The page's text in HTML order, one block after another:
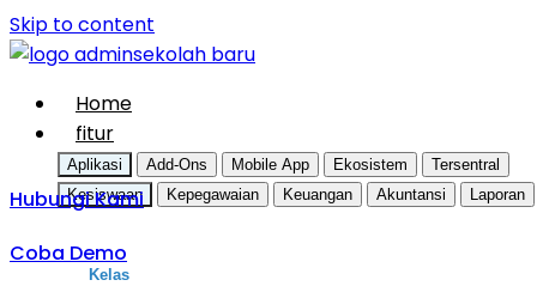
Skip to content
Home
fitur
Aplikasi Add-Ons Mobile App Ekosistem
Tersentral
Kesiswaan
Kepegawaian Keuangan Akuntansi Laporan
Kelas
Hubungi Kami
Coba Demo